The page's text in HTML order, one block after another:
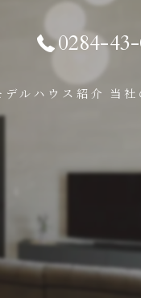
0284-
デルハウス紹介 当
新